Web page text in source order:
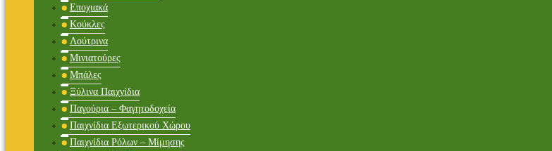
Εποχιακά
Κούκλες
Λούτρινα
Μινιατούρες
Μπάλες
Ξύλινα Παιχνίδια
Παγούρια – Φαγητοδοχεία
Παιχνίδια Εξωτερικού Χώρου
Παιχνίδια Ρόλων – Μίμησης